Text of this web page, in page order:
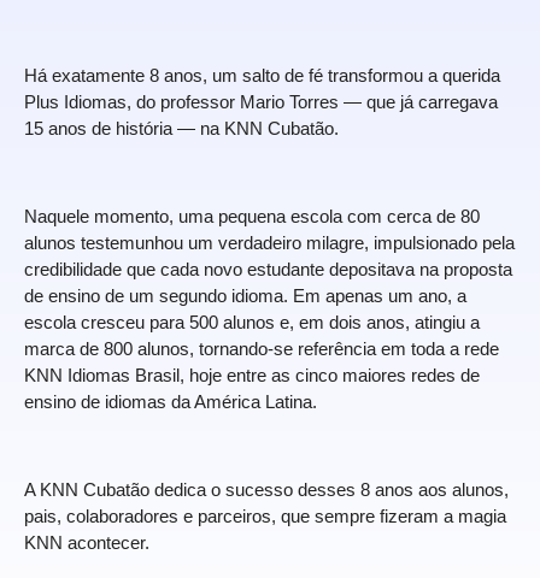
Há exatamente 8 anos, um salto de fé transformou a querida
Plus Idiomas, do professor Mario Torres — que já carregava
15 anos de história — na KNN Cubatão.
Naquele momento, uma pequena escola com cerca de 80
alunos testemunhou um verdadeiro milagre, impulsionado pela
credibilidade que cada novo estudante depositava na proposta
de ensino de um segundo idioma. Em apenas um ano, a
escola cresceu para 500 alunos e, em dois anos, atingiu a
marca de 800 alunos, tornando-se referência em toda a rede
KNN Idiomas Brasil, hoje entre as cinco maiores redes de
ensino de idiomas da América Latina.
A KNN Cubatão dedica o sucesso desses 8 anos aos alunos,
pais, colaboradores e parceiros, que sempre fizeram a magia
KNN acontecer.